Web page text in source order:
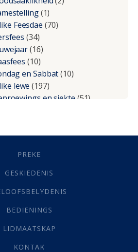
(1)
Feesdae (70)
(34)
(16)
(10)
en Sabbat(10)
lewe (197)
en siekte(51)
Groei(10)
(21)
Areas(4)
(3)
(1)
(22)
(142)
PREKE
GESKIEDENIS
BEDIENINGS
LIDMAATSKAP
KONTAK